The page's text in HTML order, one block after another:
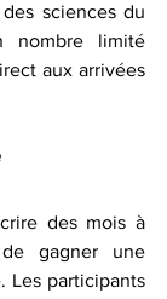
sciences du
nombre limité
aux arrivées
des mois à
gagner une
Les participants